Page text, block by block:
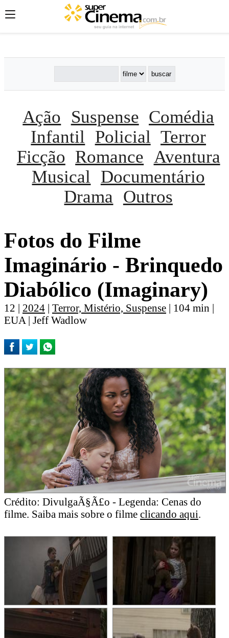
';';
Ação Suspense Comédia
Infantil
Policial Terror
Ficção Romance Aventura
Musical
Documentário
Drama
Outros
Fotos do Filme
Imaginário - Brinquedo
Diabólico (Imaginary)
12 | 2024 | Terror, Mistério, Suspense | 104 min |
EUA | Jeff Wadlow
Crédito: DivulgaÃ§Ã£o - Legenda: Cenas do
filme. Saiba mais sobre o filme clicando aqui.